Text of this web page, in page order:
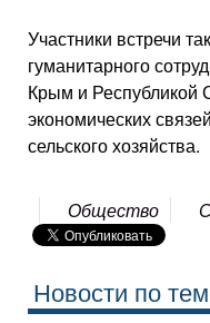
Участники встречи
гуманитарного
Крым и Республикой
экономических
сельского хозяйства.
Общество
Новости по